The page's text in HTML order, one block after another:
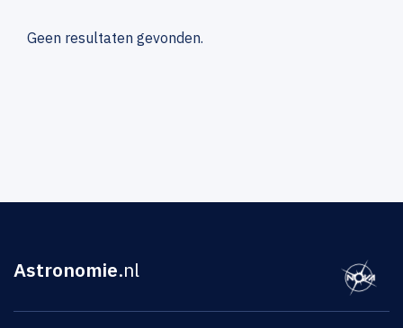
Geen resultaten gevonden.
Astronomie.nl